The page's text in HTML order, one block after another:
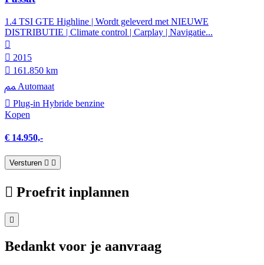
1.4 TSI GTE Highline | Wordt geleverd met NIEUWE
DISTRIBUTIE | Climate control | Carplay | Navigatie...
2015
161.850 km
Automaat
Plug-in Hybride benzine
Kopen
€ 14.950,-
Versturen
Proefrit inplannen
Bedankt voor je aanvraag